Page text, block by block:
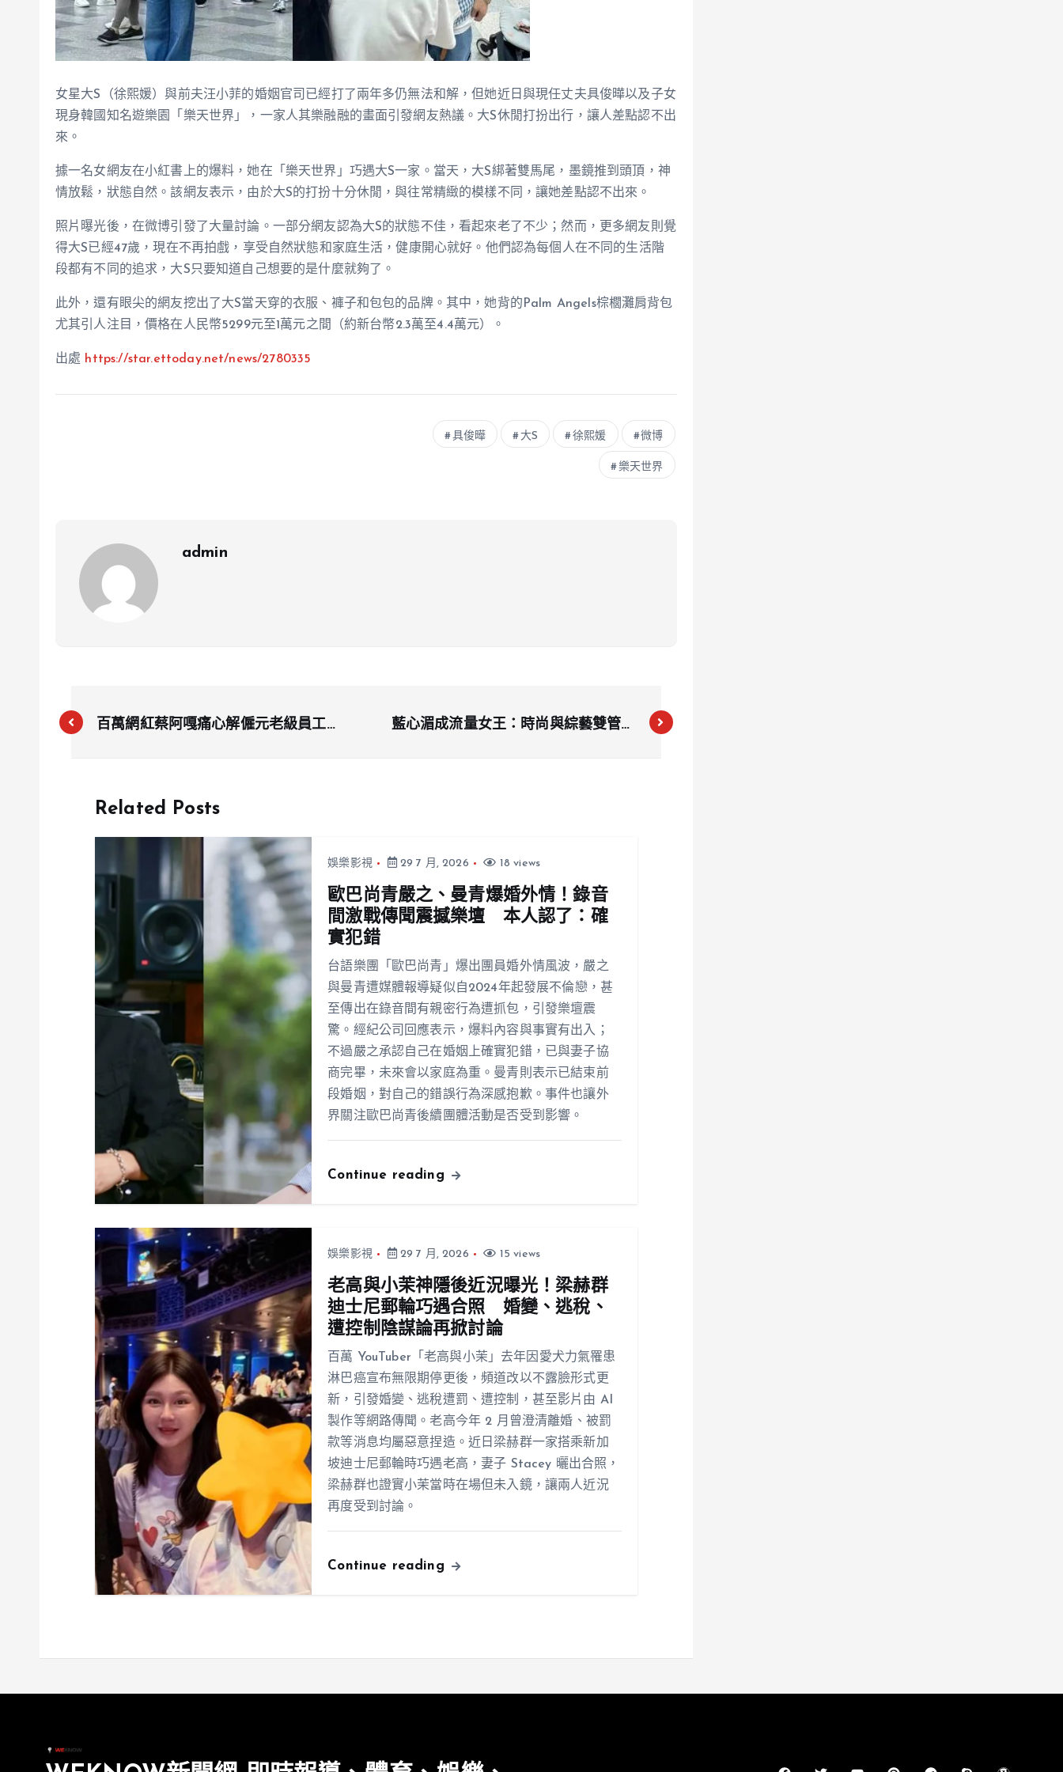
女星大S（徐熙媛）與前夫汪小菲的婚姻官司已經打了兩年多仍無法和解，但她近日與現任丈夫具俊曄以及子女
現身韓國知名遊樂園「樂天世界」，一家人其樂融融的畫面引發網友熱議。大S休閒打扮出行，讓人差點認不出
來。
據一名女網友在小紅書上的爆料，她在「樂天世界」巧遇大S一家。當天，大S綁著雙馬尾，墨鏡推到頭頂，神
情放鬆，狀態自然。該網友表示，由於大S的打扮十分休閒，與往常精緻的模樣不同，讓她差點認不出來。
照片曝光後，在微博引發了大量討論。一部分網友認為大S的狀態不佳，看起來老了不少；然而，更多網友則覺
得大S已經47歲，現在不再拍戲，享受自然狀態和家庭生活，健康開心就好。他們認為每個人在不同的生活階
段都有不同的追求，大S只要知道自己想要的是什麼就夠了。
此外，還有眼尖的網友挖出了大S當天穿的衣服、褲子和包包的品牌。其中，她背的Palm Angels棕櫚灘肩背包
尤其引人注目，價格在人民幣5299元至1萬元之間（約新台幣2.3萬至4.4萬元）。
出處 https://star.ettoday.net/news/2780335
具俊曄 大S 徐熙媛 微博
樂天世界
admin
百萬網紅蔡阿嘎痛心解僱元老級員工！
藍心湄成流量女王：時尚與綜藝雙管齊
Related Posts
娛樂影視 29 7 月, 2026 18 views
歐巴尚青嚴之、曼青爆婚外情！錄音
間激戰傳聞震撼樂壇 本人認了：確
實犯錯
台語樂團「歐巴尚青」爆出團員婚外情風波，嚴之
與曼青遭媒體報導疑似自2024年起發展不倫戀，甚
至傳出在錄音間有親密行為遭抓包，引發樂壇震
驚。經紀公司回應表示，爆料內容與事實有出入；
不過嚴之承認自己在婚姻上確實犯錯，已與妻子協
商完畢，未來會以家庭為重。曼青則表示已結束前
段婚姻，對自己的錯誤行為深感抱歉。事件也讓外
界關注歐巴尚青後續團體活動是否受到影響。
Continue reading
娛樂影視 29 7 月, 2026 15 views
老高與小茉神隱後近況曝光！梁赫群
迪士尼郵輪巧遇合照 婚變、逃稅、
遭控制陰謀論再掀討論
百萬 YouTuber「老高與小茉」去年因愛犬力氣罹患
淋巴癌宣布無限期停更後，頻道改以不露臉形式更
新，引發婚變、逃稅遭罰、遭控制，甚至影片由 AI
製作等網路傳聞。老高今年 2 月曾澄清離婚、被罰
款等消息均屬惡意捏造。近日梁赫群一家搭乘新加
坡迪士尼郵輪時巧遇老高，妻子 Stacey 曬出合照，
梁赫群也證實小茉當時在場但未入鏡，讓兩人近況
再度受到討論。
Continue reading